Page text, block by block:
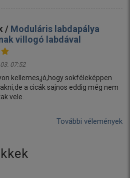
/ Moduláris labdapálya
villogó labdával
07:52
kellemes,jó,hogy sokféleképpen
a cicák sajnos eddig még nem
vele.
További vélemények